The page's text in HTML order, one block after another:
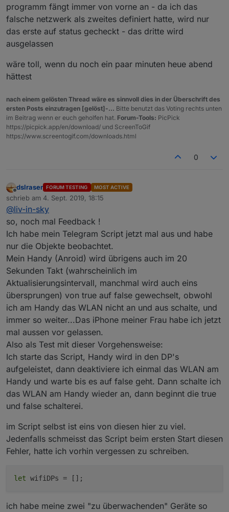
programm fängt immer von vorne an - da ich das
falsche netzwerk als zweites definiert hatte, wird nur
das erste auf status gecheckt - das dritte wird
ausgelassen
wäre toll, wenn du noch ein paar minuten heue abend
hättest
nach einem gelösten Thread wäre es sinnvoll dies in der Überschrift des
ersten Posts einzutragen [gelöst]-... Bitte benutzt das Voting rechts unten
im Beitrag wenn er euch geholfen hat. Forum-Tools: PicPick
https://picpick.app/en/download/ und ScreenToGif
https://www.screentogif.com/downloads.html
0
Offline
dslraser FORUM TESTING MOST ACTIVE
schrieb am 4. Sept. 2019, 18:15
zuletzt editiert von
@liv-in-sky
so, noch mal Feedback !
Ich habe mein Telegram Script jetzt mal aus und habe
nur die Objekte beobachtet.
Mein Handy (Anroid) wird übrigens auch im 20
Sekunden Takt (wahrscheinlich im
Aktualisierungsintervall, manchmal wird auch eins
übersprungen) von true auf false gewechselt, obwohl
ich am Handy das WLAN nicht an und aus schalte, und
immer so weiter...Das iPhone meiner Frau habe ich jetzt
mal aussen vor gelassen.
Also als Test mit dieser Vorgehensweise:
Ich starte das Script, Handy wird in den DP's
aufgeleistet, dann deaktiviere ich einmal das WLAN am
Handy und warte bis es auf false geht. Dann schalte ich
das WLAN am Handy wieder an, dann beginnt die true
und false schalterei.
im Script selbst ist eins von diesen hier zu viel.
Jedenfalls schmeisst das Script beim ersten Start diesen
Fehler, hatte ich vorhin vergessen zu schreiben.
let wifiDPs = [];
ich habe meine zwei "zu überwachenden" Geräte so